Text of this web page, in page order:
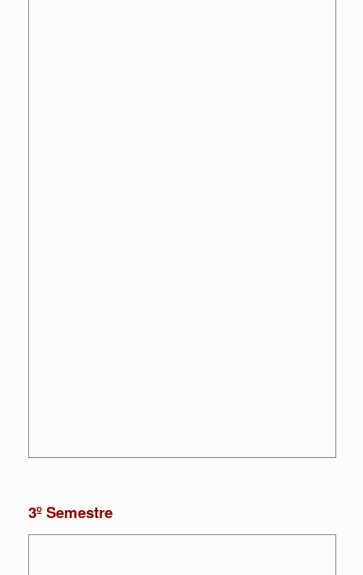
3º Semestre